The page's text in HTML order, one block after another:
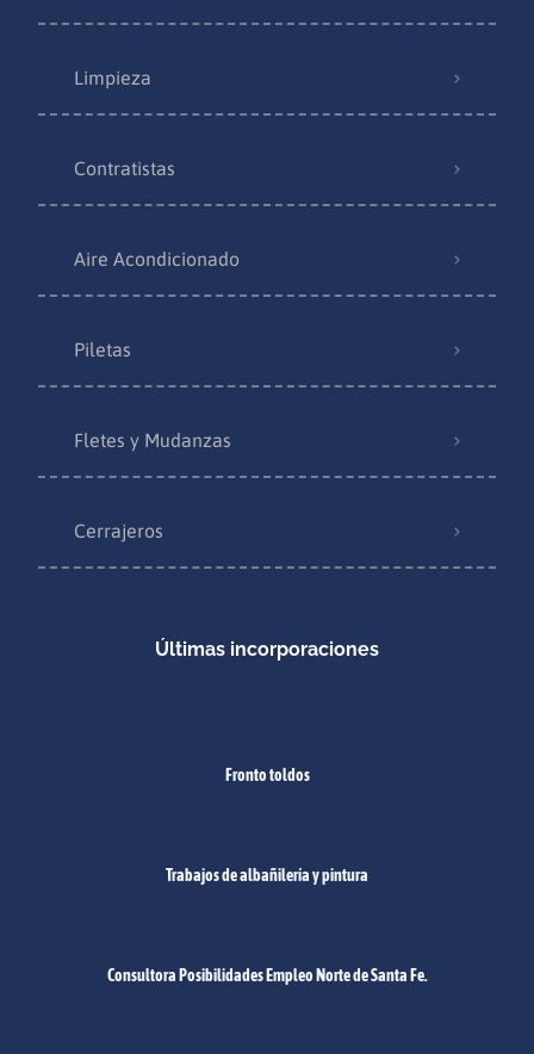
Limpieza
Contratistas
Aire Acondicionado
Piletas
Fletes y Mudanzas
Cerrajeros
Últimas incorporaciones
Fronto toldos
Trabajos de albañilería y pintura
Consultora Posibilidades Empleo Norte de Santa Fe.